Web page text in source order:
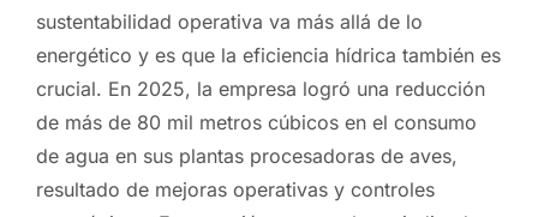
sustentabilidad operativa va más allá de lo
energético y es que la eficiencia hídrica también es
crucial. En 2025, la empresa logró una reducción
de más de 80 mil metros cúbicos en el consumo
de agua en sus plantas procesadoras de aves,
resultado de mejoras operativas y controles